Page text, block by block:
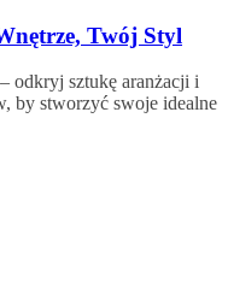
Twój Styl
odkryj sztukę aranżacji i
by stworzyć swoje idealne